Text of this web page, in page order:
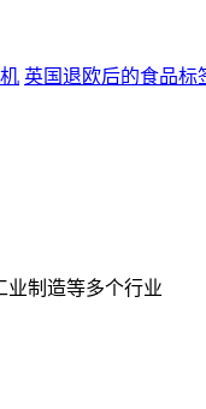
英国退欧后的食品标
业制造等多个行业